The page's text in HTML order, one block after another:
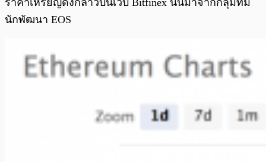
ราคาเหรียญดังกล่าวบนเว็บ Bitfinex นั้นมาจากกลุ่มทีม
นักพัฒนา EOS